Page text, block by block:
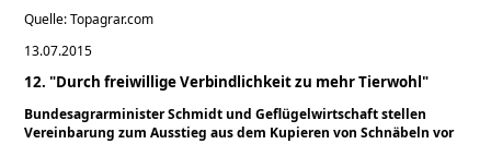
Quelle: Topagrar.com
13.07.2015
12. "Durch freiwillige Verbindlichkeit zu mehr Tierwohl"
Bundesagrarminister Schmidt und Geflügelwirtschaft stellen
Vereinbarung zum Ausstieg aus dem Kupieren von Schnäbeln vor